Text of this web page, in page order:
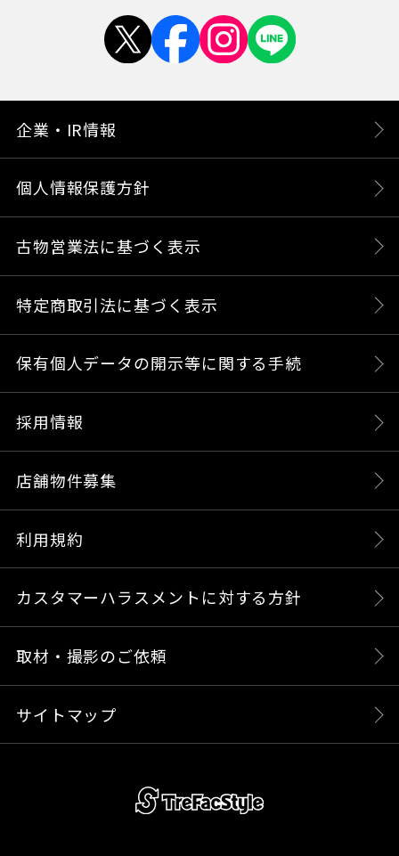
企業・IR情報
個人情報保護方針
古物営業法に基づく表示
特定商取引法に基づく表示
保有個人データの開示等に関する手続
採用情報
店舗物件募集
利用規約
カスタマーハラスメントに対する方針
取材・撮影のご依頼
サイトマップ